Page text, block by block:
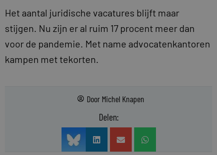
Het aantal juridische vacatures blijft maar
stijgen. Nu zijn er al ruim 17 procent meer dan
voor de pandemie. Met name advocatenkantoren
kampen met tekorten.
Door Michel Knapen
Delen: